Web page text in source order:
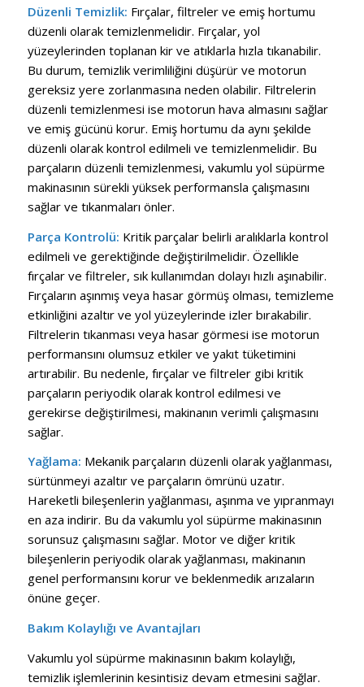
Düzenli Temizlik: Fırçalar, filtreler ve emiş hortumu
düzenli olarak temizlenmelidir. Fırçalar, yol
yüzeylerinden toplanan kir ve atıklarla hızla tıkanabilir.
Bu durum, temizlik verimliliğini düşürür ve motorun
gereksiz yere zorlanmasına neden olabilir. Filtrelerin
düzenli temizlenmesi ise motorun hava almasını sağlar
ve emiş gücünü korur. Emiş hortumu da aynı şekilde
düzenli olarak kontrol edilmeli ve temizlenmelidir. Bu
parçaların düzenli temizlenmesi, vakumlu yol süpürme
makinasının sürekli yüksek performansla çalışmasını
sağlar ve tıkanmaları önler.
Parça Kontrolü: Kritik parçalar belirli aralıklarla kontrol
edilmeli ve gerektiğinde değiştirilmelidir. Özellikle
fırçalar ve filtreler, sık kullanımdan dolayı hızlı aşınabilir.
Fırçaların aşınmış veya hasar görmüş olması, temizleme
etkinliğini azaltır ve yol yüzeylerinde izler bırakabilir.
Filtrelerin tıkanması veya hasar görmesi ise motorun
performansını olumsuz etkiler ve yakıt tüketimini
artırabilir. Bu nedenle, fırçalar ve filtreler gibi kritik
parçaların periyodik olarak kontrol edilmesi ve
gerekirse değiştirilmesi, makinanın verimli çalışmasını
sağlar.
Yağlama: Mekanik parçaların düzenli olarak yağlanması,
sürtünmeyi azaltır ve parçaların ömrünü uzatır.
Hareketli bileşenlerin yağlanması, aşınma ve yıpranmayı
en aza indirir. Bu da vakumlu yol süpürme makinasının
sorunsuz çalışmasını sağlar. Motor ve diğer kritik
bileşenlerin periyodik olarak yağlanması, makinanın
genel performansını korur ve beklenmedik arızaların
önüne geçer.
Bakım Kolaylığı ve Avantajları
Vakumlu yol süpürme makinasının bakım kolaylığı,
temizlik işlemlerinin kesintisiz devam etmesini sağlar.